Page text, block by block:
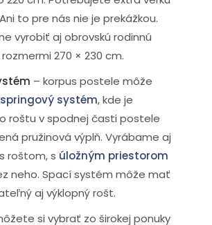
to pre nás nie je prekážkou.
vyrobiť aj obrovskú rodinnú
270 × 230 cm.
– korpus postele môže
systém, kde je
roštu v spodnej časti postele
pružinová výplň. Vyrábame aj
roštom, s úložným priestorom
neho. Spací systém môže mať
aj výklopný rošt.
si vybrať zo širokej ponuky